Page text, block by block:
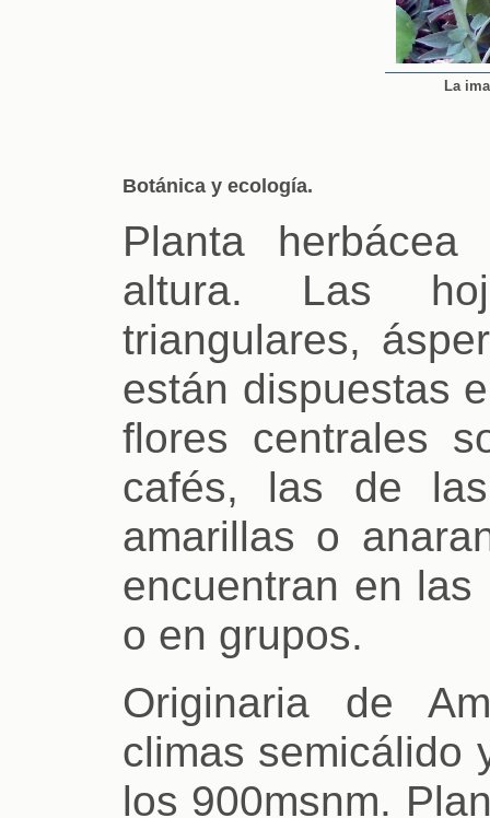
La
Botánica y ecología.
Planta
altura. Las
triangulares,
están dispuestas
flores centrales
cafés, las de
amarillas o
encuentran en
o en grupos.
Originaria de
climas semicálido
los 900msnm.